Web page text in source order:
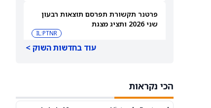
פרטנר תקשורת תפרסם תוצאות רבעון
שני 2026 ותציג מצגת
IL:PTNR
אאורה השקעות זכתה בפרויקט
עוד בחדשות השוק >
הכי נקראות